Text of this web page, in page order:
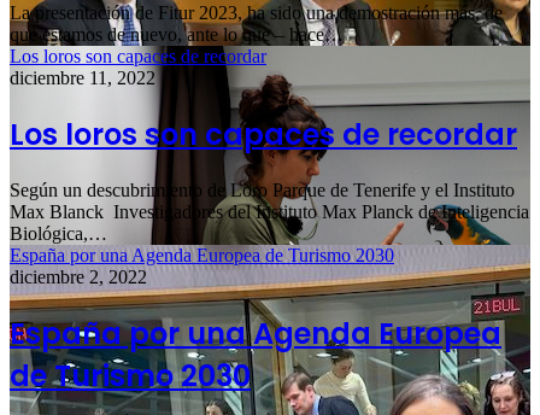
La presentación de Fitur 2023, ha sido una demostración más, de
que estamos de nuevo, ante lo que – hace…
Los loros son capaces de recordar
diciembre 11, 2022
Los loros son capaces de recordar
Según un descubrimiento de Loro Parque de Tenerife y el Instituto
Max Blanck Investigadores del Instituto Max Planck de Inteligencia
Biológica,…
España por una Agenda Europea de Turismo 2030
diciembre 2, 2022
España por una Agenda Europea
de Turismo 2030